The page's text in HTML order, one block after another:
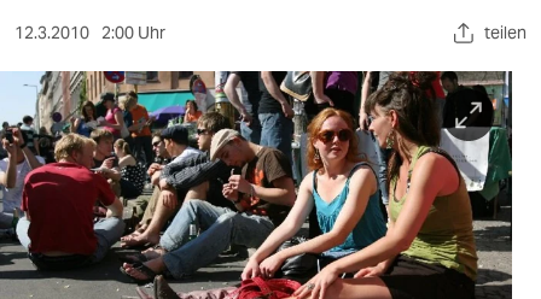
sport
berlin
nord
wahrheit
verlag
12.3.2010 2:00 Uhr teilen